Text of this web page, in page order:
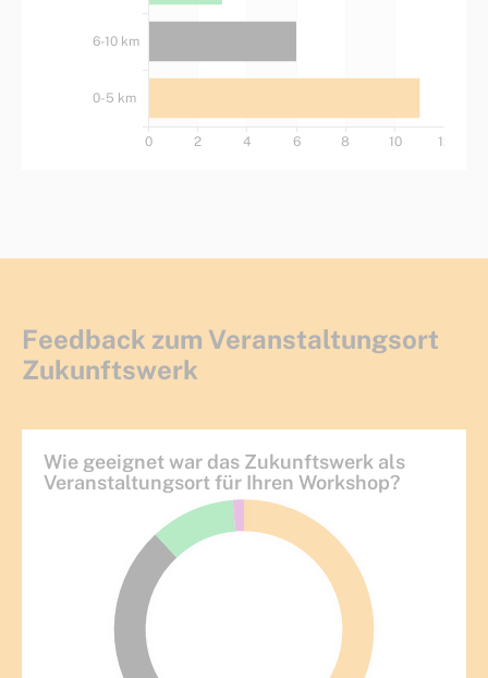
Feedback zum Veranstaltungsort
Zukunftswerk
Wie geeignet war das Zukunftswerk als
Veranstaltungsort für Ihren Workshop?